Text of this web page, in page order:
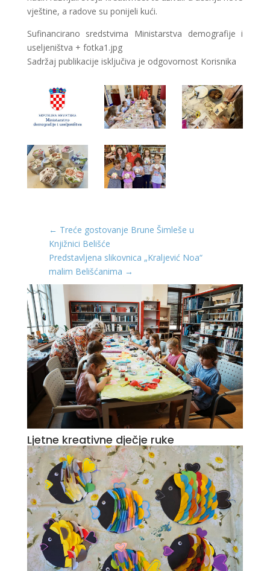
vještine, a radove su ponijeli kući.
Sufinancirano sredstvima Ministarstva demografije i
useljeništva + fotka1.jpg
Sadržaj publikacije isključiva je odgovornost Korisnika
← Treće gostovanje Brune Šimleše u
Knjižnici Belišće
Predstavljena slikovnica „Kraljević Noa“
malim Belišćanima →
Ljetne kreativne dječje ruke